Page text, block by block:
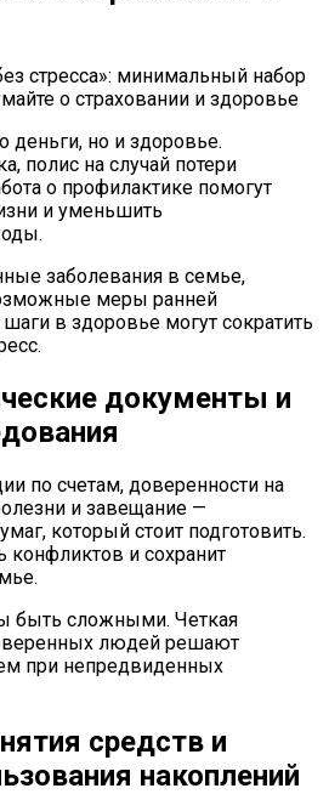
деньги, но и здоровье.
полис на случай потери
о профилактике помогут
и уменьшить
заболевания в семье,
меры ранней
в здоровье могут сократить
документы и
по счетам, доверенности на
и завещание —
который стоит подготовить.
и сохранит
быть сложными. Четкая
людей решают
при непредвиденных
средств и
накоплений